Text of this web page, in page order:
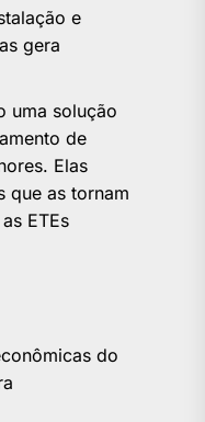
e
gera
uma solução
de
Elas
que as tornam
ETEs
do